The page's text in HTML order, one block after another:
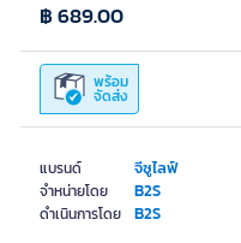
แบรนด์ จีซูไลฟ์
จำหน่ายโดย B2S
ดำเนินการโดย B2S
พร้อม
จัดส่ง
฿ 689.00